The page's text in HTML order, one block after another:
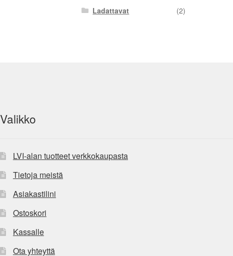
Ladattavat
(2)
Valikko
LVI-alan tuotteet verkkokaupasta
Tietoja meistä
Asiakastilini
Ostoskori
Kassalle
Ota yhteyttä